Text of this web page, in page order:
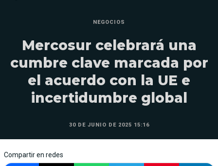
NEGOCIOS
Mercosur celebrará una
cumbre clave marcada por
el acuerdo con la UE e
incertidumbre global
30 DE JUNIO DE 2025 15:16
Compartir en redes